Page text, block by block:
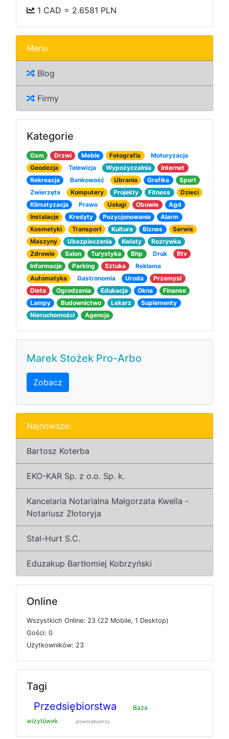
1 CAD = 2.6581 PLN
Menu
Blog
Firmy
Kategorie
Gsm Drzwi Meble Fotografia
Motoryzacja
Geodezja
Telewizja Wypożyczalnia
Internet
Rekreacja
Bankowość Ubrania Grafika
Sport
Zwierzęta
Komputery Projekty Fitness
Dzieci
Klimatyzacja
Prawo Usługi Obuwie
Agd
Instalacje
Kredyty Pozycjonowanie
Alarm
Kosmetyki
Transport Kultura Biznes
Serwis
Maszyny
Ubezpieczenia Kwiaty
Rozrywka
Zdrowie
Salon Turystyka Bhp Druk
Rtv
Informacje
Parking Sztuka
Reklama
Automatyka
Gastronomia Uroda
Przemysł
Dieta
Ogrodzenia Edukacja Okna
Finanse
Lampy
Budownictwo Lekarz
Suplementy
Nieruchomości
Agencja
Marek Stożek Pro-Arbo
Zobacz
Najnowsze:
Bartosz Koterba
EKO-KAR Sp. z o.o. Sp. k.
Kancelaria Notarialna Małgorzata Kwella -
Notariusz Złotoryja
Stal-Hurt S.C.
Eduzakup Bartłomiej Kobrzyński
Online
Wszystkich Online: 23 (22 Mobile, 1 Desktop)
Gości: 0
Użytkowników: 23
Tagi
Przedsiębiorstwa
Baza
wizytówek
przedsiębiorczy